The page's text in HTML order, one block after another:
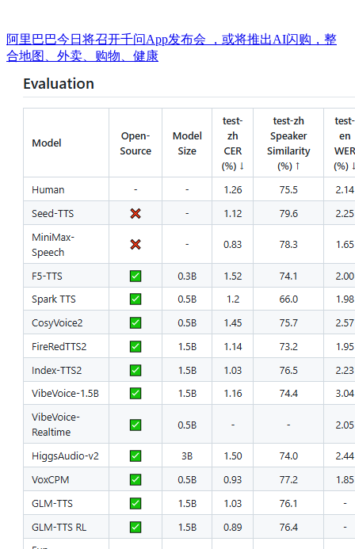
阿里巴巴今日将召开千问App发布会 ，或将推出AI闪购，整
合地图、外卖、购物、健康